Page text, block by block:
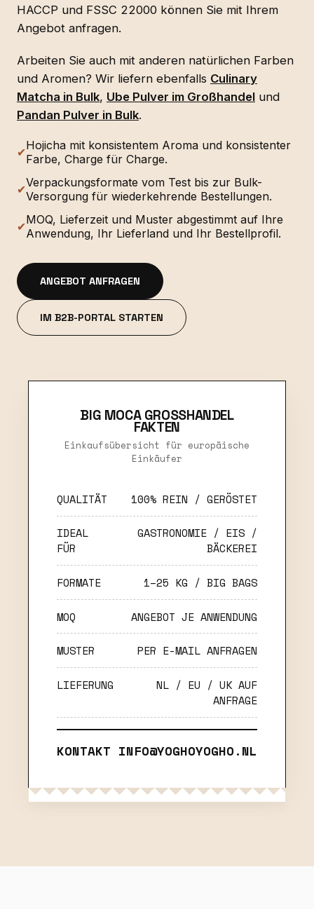
HACCP und FSSC 22000 können Sie mit Ihrem
Angebot anfragen.
Arbeiten Sie auch mit anderen natürlichen Farben
und Aromen? Wir liefern ebenfalls Culinary
Matcha in Bulk, Ube Pulver im Großhandel und
Pandan Pulver in Bulk.
✔Hojicha mit konsistentem Aroma und konsistenter
Farbe, Charge für Charge.
✔Verpackungsformate vom Test bis zur Bulk-
Versorgung für wiederkehrende Bestellungen.
✔MOQ, Lieferzeit und Muster abgestimmt auf Ihre
Anwendung, Ihr Lieferland und Ihr Bestellprofil.
ANGEBOT ANFRAGEN
IM B2B-PORTAL STARTEN
BIG MOCA GROSSHANDEL
FAKTEN
Einkaufsübersicht für europäische
Einkäufer
QUALITÄT 100% REIN / GERÖSTET
IDEAL
FÜR
GASTRONOMIE / EIS /
BÄCKEREI
FORMATE 1–25 KG / BIG BAGS
MOQ ANGEBOT JE ANWENDUNG
MUSTER PER E-MAIL ANFRAGEN
LIEFERUNG
NL / EU / UK AUF
ANFRAGE
KONTAKT INFO@YOGHOYOGHO.NL